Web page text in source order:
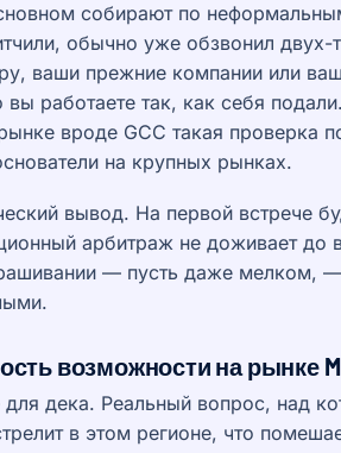
собирают по
обычно уже обзвонил двух-
ваши прежние компании или
вы работаете так, как себя
вроде GCC такая проверка
на крупных рынках.
вывод. На первой встрече
арбитраж не доживает до
— пусть даже мелком,
возможности на рынке
дека. Реальный вопрос, над
в этом регионе, что